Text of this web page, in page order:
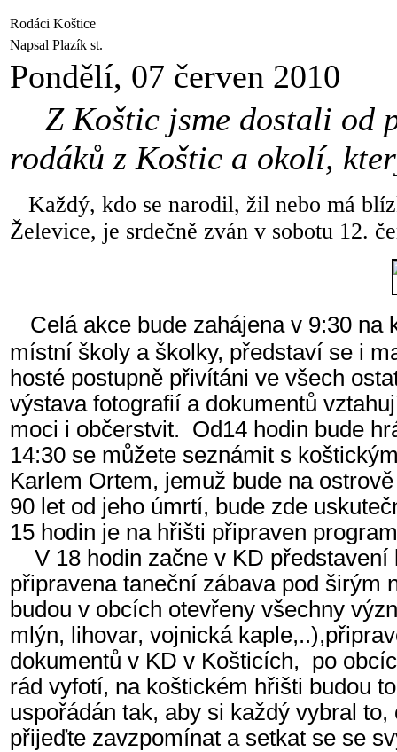
Rodáci Koštice
Napsal Plazík st.
Pondělí, 07 červen 2010
Z Koštic jsme dostali od
rodáků z Koštic a okolí,
Každý, kdo se narodil, žil nebo má
Želevice, je srdečně zván v sobotu 12.
Celá akce bude zahájena v 9:30
místní školy a školky, představí se i
hosté postupně přivítáni ve všech
výstava fotografií a dokumentů
moci i občerstvit. Od14 hodin bude
14:30 se můžete seznámit s
Karlem Ortem, jemuž bude na
90 let od jeho úmrtí, bude zde
15 hodin je na hřišti připraven
V 18 hodin začne v KD představení
připravena taneční zábava pod širým
budou v obcích otevřeny všechny
mlýn, lihovar, vojnická
dokumentů v KD v Košticích, po
rád vyfotí, na koštickém hřišti budou
uspořádán tak, aby si každý vybral
přijeďte zavzpomínat a setkat se se